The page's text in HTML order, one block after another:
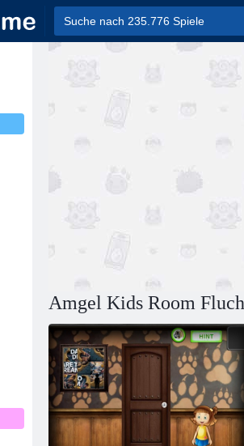
Amgel Kids Room